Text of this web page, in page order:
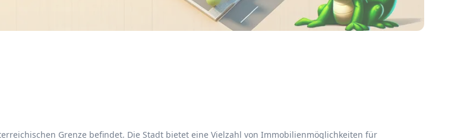
Grenze befindet. Die Stadt bietet eine Vielzahl von Immobilienmöglichkeiten für